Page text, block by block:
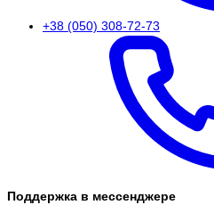
+38 (050) 308-72-73
Поддержка в мессенджере